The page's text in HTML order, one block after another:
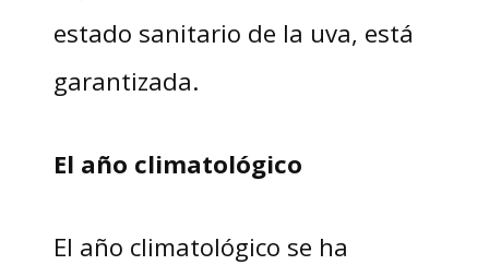
estado sanitario de la uva, está
garantizada.
El año climatológico
El año climatológico se ha